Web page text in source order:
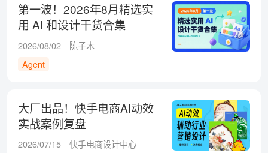
第一波！2026年8月精选实
用 AI 和设计干货合集
2026/08/02
陈子木
Agent
大厂出品！快手电商AI动效
实战案例复盘
2026/07/15
快手电商设计中心